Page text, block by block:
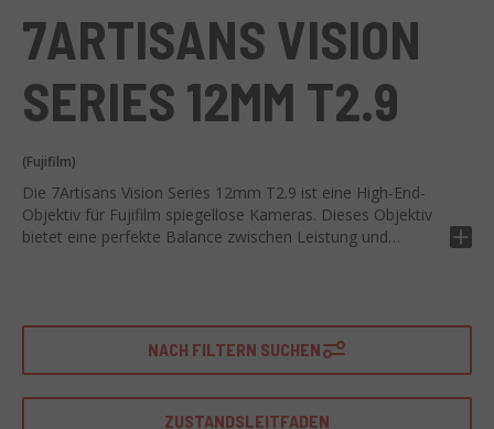
7ARTISANS VISION
SERIES 12MM T2.9
(Fujifilm)
Die 7Artisans Vision Series 12mm T2.9 ist eine High-End-
Objektiv für Fujifilm spiegellose Kameras. Dieses Objektiv
bietet eine perfekte Balance zwischen Leistung und
Ausgestattet mit einer maximalen Blende von T2.9 bietet
das 12mm-Objektiv eine präzise und ansprechende
manuelle Fokussierung. Die 12-Lamellen-Blende trägt zur
Porträtfotografie bei. Das optische Design reduziert auch
NACH FILTERN SUCHEN
ZUSTANDSLEITFADEN